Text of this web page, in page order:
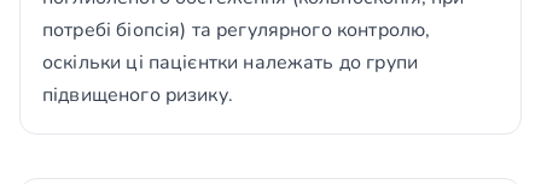
потребі біопсія) та регулярного контролю,
оскільки ці пацієнтки належать до групи
підвищеного ризику.